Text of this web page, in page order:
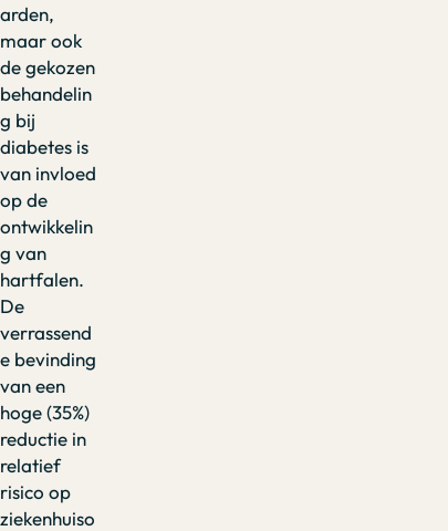
arden,
maar ook
de gekozen
behandelin
g bij
diabetes is
van invloed
op de
ontwikkelin
g van
hartfalen.
De
verrassend
e bevinding
van een
hoge (35%)
reductie in
relatief
risico op
ziekenhuiso